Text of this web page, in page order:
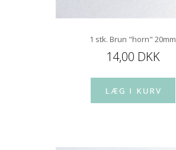
1 stk. Brun "horn" 20mm
14,00 DKK